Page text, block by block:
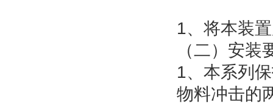
1、将本装
（二）安
1、本系列
物料冲击的